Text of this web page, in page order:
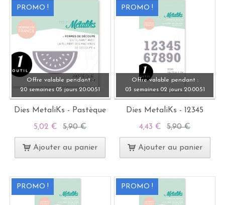
PROMO !
Offre valable pendant :
20 semaines 05 jours 20:00:49
Dies MetaliKs - Pastèque
5,02 € 5,90 €
Ajouter au panier
PROMO !
Offre valable pendant :
03 semaines 02 jours 20:00:49
Dies MetaliKs - 12345
4,43 € 5,90 €
Ajouter au panier
PROMO ! PROMO !